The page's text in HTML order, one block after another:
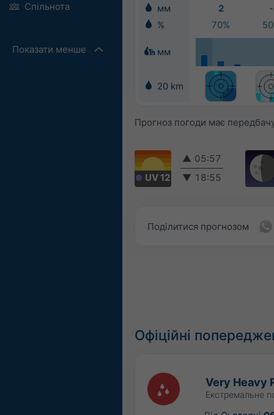
Спільнота
Показати менше
мм
2 -
%
70%
мм
20 km
Прогноз погоди має
UV 12
▲ 05:57
▼ 18:55
Поділитися прогнозом
Офіційні
Very Heavy
Екстремальне